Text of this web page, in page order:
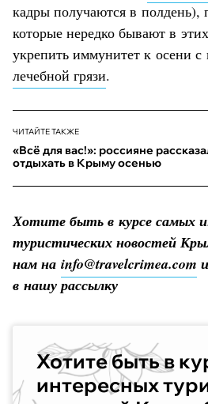
кадры получаются в полдень),
которые нередко бывают в
укрепить иммунитет к осени
лечебной грязи.
ЧИТАЙТЕ ТАКЖЕ
«Всё для вас!»: россияне
отдыхать в Крыму осенью
Хотите быть в курсе самых
туристических новостей
нам на info@travelcrimea.com
в нашу рассылку
Хотите быть в
интересных